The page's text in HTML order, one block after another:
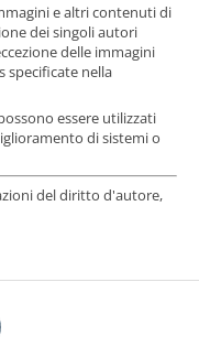
e altri contenuti di
dei singoli autori
delle immagini
specificate nella
essere utilizzati
di sistemi o
del diritto d'autore,